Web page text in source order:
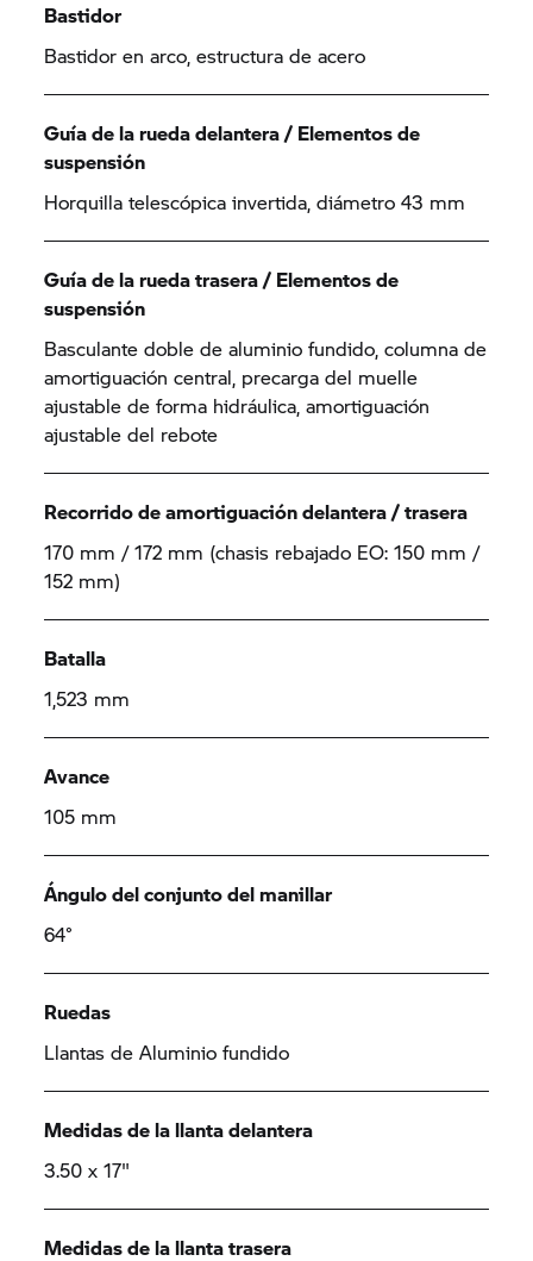
Bastidor
Bastidor en arco, estructura de acero
Guía de la rueda delantera / Elementos de
suspensión
Horquilla telescópica invertida, diámetro 43 mm
Guía de la rueda trasera / Elementos de
suspensión
Basculante doble de aluminio fundido, columna de
amortiguación central, precarga del muelle
ajustable de forma hidráulica, amortiguación
ajustable del rebote
Recorrido de amortiguación delantera / trasera
170 mm / 172 mm (chasis rebajado EO: 150 mm /
152 mm)
Batalla
1,523 mm
Avance
105 mm
Ángulo del conjunto del manillar
64°
Ruedas
Llantas de Aluminio fundido
Medidas de la llanta delantera
3.50 x 17"
Medidas de la llanta trasera